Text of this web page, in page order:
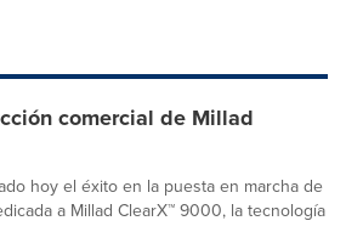
comercial de Millad
hoy el éxito en la puesta en marcha de
a Millad ClearX™ 9000, la tecnología